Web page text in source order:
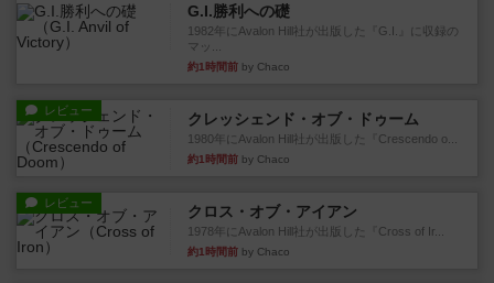
G.I.勝利への礎
1982年にAvalon Hill社が出版した『G.I.』に収録の
マッ...
約1時間前 by Chaco
レビュー クレッシェンド・オブ・ドゥーム
1980年にAvalon Hill社が出版した『Crescendo o...
約1時間前 by Chaco
レビュー クロス・オブ・アイアン
1978年にAvalon Hill社が出版した『Cross of Ir...
約1時間前 by Chaco